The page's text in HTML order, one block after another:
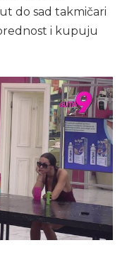
do sad takmičari
i kupuju